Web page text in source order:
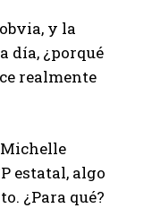
y la
día, ¿porqué
realmente
estatal, algo
¿Para qué?